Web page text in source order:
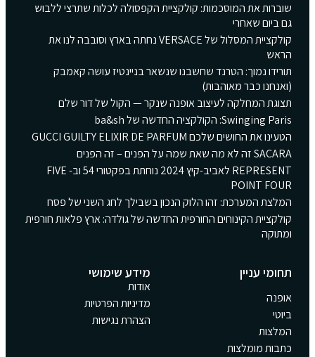
שוברות את המוסכמות: קולקציית הקפסולה לכלות שתרצי ללבוש
גם ביום שאחרי
קולקציית המסלול של VERSACE נחתה בארץ וסובבה לנו את
הראש
תורידו נמוך: הטרנד שחשבנו שנשאר בניינטיז עושה קאמבק
(ואנחנו כבר מאוהבות)
תצוגת המחלקה לעיצוב אופנה שנקר — הקול של דור שלם
Swinging Paris: הקולקציה החדשה של ba&sh
הטעינו את החושים שלכם GUCCI GUILTY ELIXIR DE PARFUM
SACARA זה לא מה שאת שמה על הפנים – זה הפנים
REPRESENT לאביב-קיץ 2024 נוחתת בפקטורי 54 וב- FIVE
POINT FOUR
המלצת המערכת: זהו הלוק הנכון בשבילך לחג השני של פסח
קולקציית הקינוחים החורפית החדשה של גולדה: ארץ פלאות חורפית
ומתוקה
תחומי עניין
אופנה
ביוטי
המלצות
כתבות מומלצות
מידע שימושי
אודות
מדיניות הפרטיות
הצהרת נגישות